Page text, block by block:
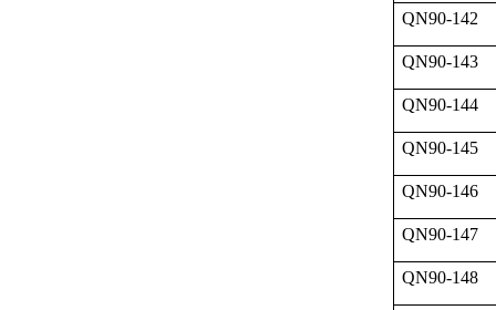
QN90-142
QN90-143
QN90-144
QN90-145
QN90-146
QN90-147
QN90-148